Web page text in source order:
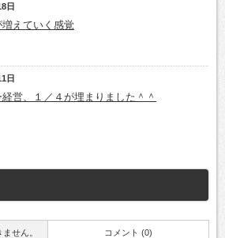
日
えていく感覚
日
経営、１／４が埋まりました＾＾
せん。 コメント (0)